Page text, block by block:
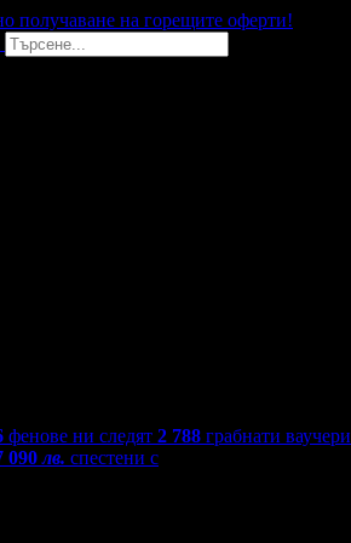
получаване на горещите оферти!
фенове ни следят 2 788 грабнати ваучери
090лв. спестени с